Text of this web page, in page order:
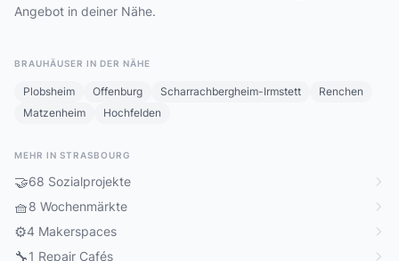
Angebot in deiner Nähe.
BRAUHÄUSER IN DER NÄHE
Plobsheim Offenburg Scharrachbergheim-Irmstett
Renchen
Matzenheim
Hochfelden
MEHR IN STRASBOURG
🤝68 Sozialprojekte
🧺8 Wochenmärkte
⚙️4 Makerspaces
🔧1 Repair Cafés